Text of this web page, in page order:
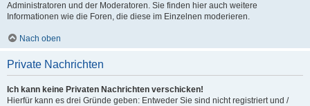
Administratoren und der Moderatoren. Sie finden hier auch weitere
Informationen wie die Foren, die diese im Einzelnen moderieren.
Nach oben
Private Nachrichten
Ich kann keine Privaten Nachrichten verschicken!
Hierfür kann es drei Gründe geben: Entweder Sie sind nicht registriert und /